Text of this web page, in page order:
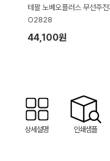
테팔 노베오플러스 무선주
O2828
44,100원
상세설명 인쇄샘플